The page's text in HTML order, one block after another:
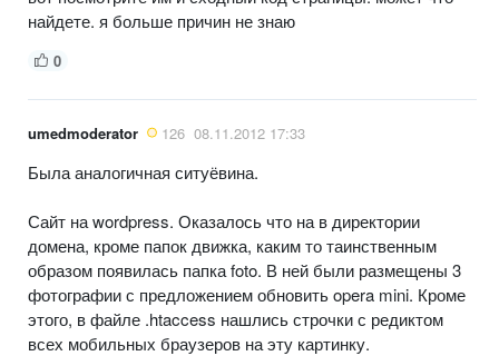
найдете. я больше причин не знаю
0
umedmoderator 126 08.11.2012 17:33
Была аналогичная ситуёвина.
Сайт на wordpress. Оказалось что на в директории
домена, кроме папок движка, каким то таинственным
образом появилась папка foto. В ней были размещены 3
фотографии с предложением обновить opera mini. Кроме
этого, в файле .htaccess нашлись строчки с редиктом
всех мобильных браузеров на эту картинку.